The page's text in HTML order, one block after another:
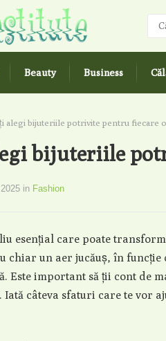
Beauty Business
alegi bijuteriile potrivite pentru fiecare
bijuteriile
in Fashion
esențial care poate
chiar un aer jucăuș, în
Este important să ții cont de
câteva sfaturi care te vor